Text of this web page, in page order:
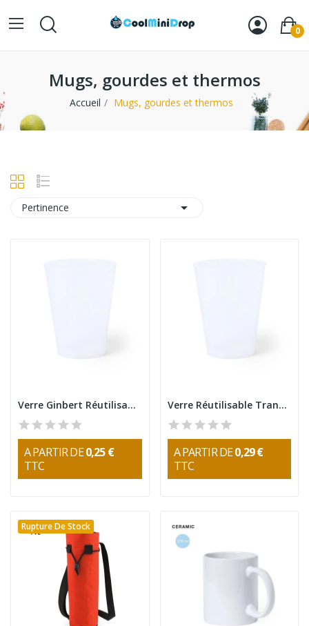
0
Mugs, gourdes et thermos
Accueil Mugs, gourdes et thermos
Pertinence 
Verre Ginbert Réutilisable 500ml
A PARTIR DE0,25 €
TTC
Verre Réutilisable Transparent Ginbert 500ml
A PARTIR DE0,29 €
TTC
Rupture De Stock